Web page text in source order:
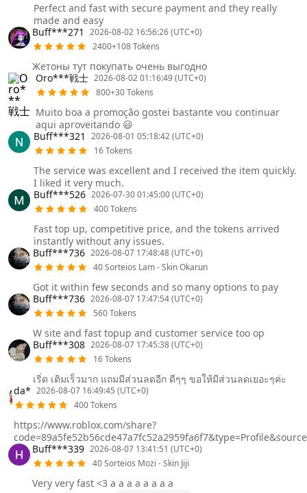
Perfect and fast with secure payment and they really
made and easy
Buff***271
2026-08-02 16:56:26 (UTC+0)
2400+108 Tokens
Жетоны тут покупать очень выгодно
Oro***戦士 2026-08-02 01:16:49 (UTC+0)
800+30 Tokens
Muito boa a promoção gostei bastante vou continuar
aqui aproveitando 😃
Buff***321
2026-08-01 05:18:42 (UTC+0)
16 Tokens
The service was excellent and I received the item quickly.
I liked it very much.
Buff***526 2026-07-30 01:45:00 (UTC+0)
400 Tokens
Fast top up, competitive price, and the tokens arrived
instantly without any issues.
Buff***736 2026-08-07 17:48:48 (UTC+0)
40 Sorteios Lam - Skin Okarun
Got it within few seconds and so many options to pay
Buff***736 2026-08-07 17:47:54 (UTC+0)
560 Tokens
W site and fast topup and customer service too op
Buff***308 2026-08-07 17:45:38 (UTC+0)
16 Tokens
เริ่ด เติมเร็วมาก แถมมีส่วนลดอีก ดีๆๆ ขอให้มีส่วนลดเยอะๆค่ะ
da* 2026-08-07 16:49:45 (UTC+0)
400 Tokens
https://www.roblox.com/share?
Buff***339 2026-08-07 13:41:51 (UTC+0)
40 Sorteios Mozi - Skin Jiji
Very very fast <3 a a a a a a a a